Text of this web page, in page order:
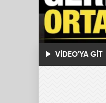
VİDEO'YA GİT